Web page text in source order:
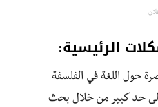
حول اللغة في الفلسفة
إلى حد كبير من خلال بحث